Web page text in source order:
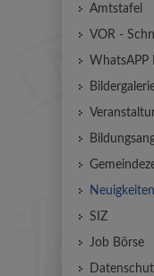
Amtstafel
VOR -
WhatsAPP
Neuigkeiten
SIZ
Job Börse